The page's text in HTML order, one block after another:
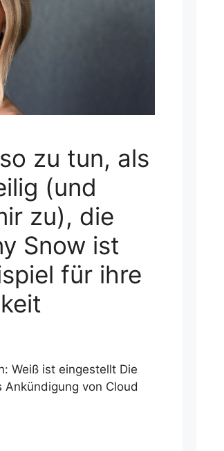
zu tun, als
(und
zu), die
Snow ist
für ihre
Weiß ist eingestellt Die
von Cloud